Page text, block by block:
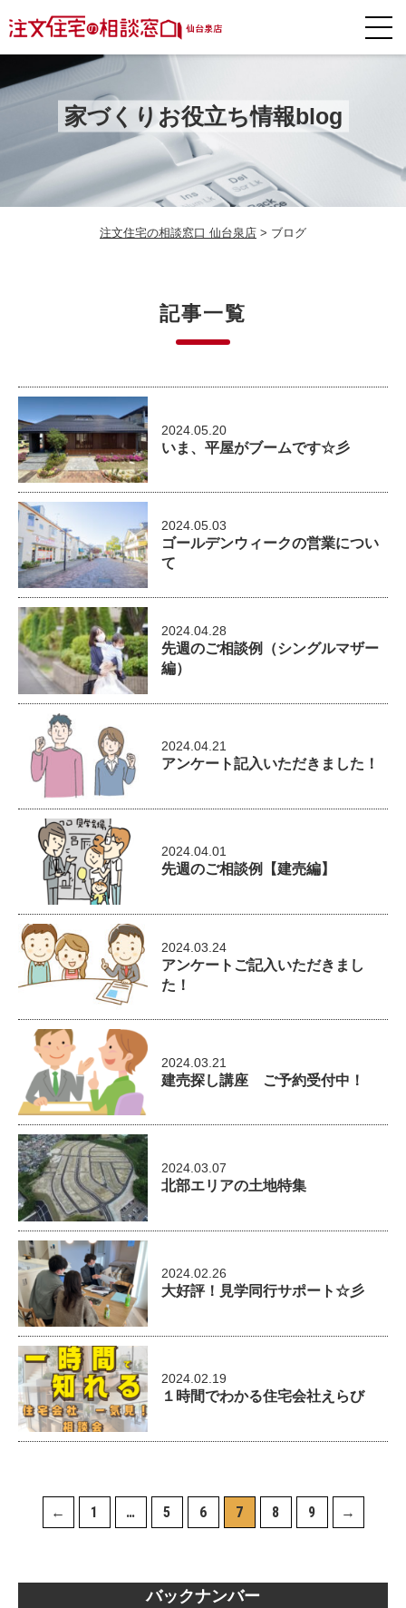
家づくりお役立ち情報blog
注文住宅の相談窓口 仙台泉店 > ブログ
記事一覧
2024.05.20
いま、平屋がブームです☆彡
2024.05.03
ゴールデンウィークの営業につい
て
2024.04.28
先週のご相談例（シングルマザー
編）
2024.04.21
アンケート記入いただきました！
2024.04.01
先週のご相談例【建売編】
2024.03.24
アンケートご記入いただきまし
た！
2024.03.21
建売探し講座 ご予約受付中！
2024.03.07
北部エリアの土地特集
2024.02.26
大好評！見学同行サポート☆彡
2024.02.19
１時間でわかる住宅会社えらび
← 1 … 5 6 7 8 9 →
バックナンバー